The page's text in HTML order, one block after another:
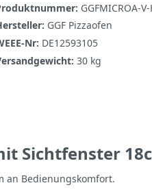
GGFMICROA-
GGF Pizzaofen
Nr: DE12593105
30 kg
Sichtfenster
an Bedienungskomfort.